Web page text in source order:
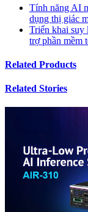
Tính năng AI
dụng thị giác
Triển khai
trợ phần mềm
Related Products
Related Stories